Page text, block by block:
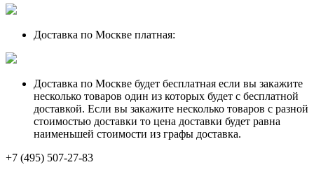
Доставка по Москве платная:
Доставка по Москве будет бесплатная если вы закажите
несколько товаров один из которых будет с бесплатной
доставкой. Если вы закажите несколько товаров с разной
стоимостью доставки то цена доставки будет равна
наименьшей стоимости из графы доставка.
+7 (495) 507-27-83